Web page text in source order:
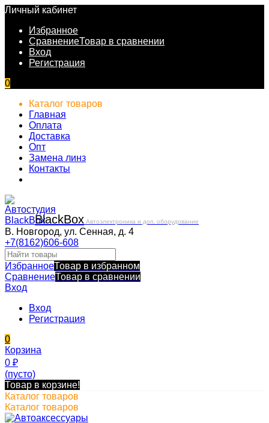
Личный кабинет
Избранное
СравнениеТовар в сравнении
Вход
Регистрация
0
Каталог товаров
Главная
Оплата
Доставка
Опт
Замена линз
Контакты
BlackBox Автоэлектроника и доп. оборудование
В. Новгород, ул. Сенная, д. 4
+7(8162)606-608
ИзбранноеТовар в избранном
СравнениеТовар в сравнении
Вход
Вход
Регистрация
0
Корзина
0 ₽
(пусто)
Товар в корзине!
Каталог товаров
Каталог товаров